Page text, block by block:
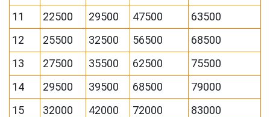
11
22500 29500 47500
63500
12
25500 32500 56500
68500
13
27500 35500 62500
75500
14
29500 39500 68500
79000
15
32000 42000 72000
83000